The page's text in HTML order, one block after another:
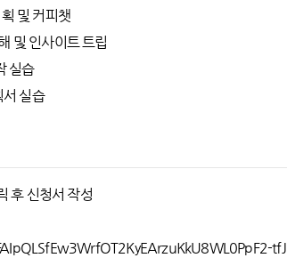
및 커피챗
및 인사이트 트립
실습
실습
후 신청서 작성